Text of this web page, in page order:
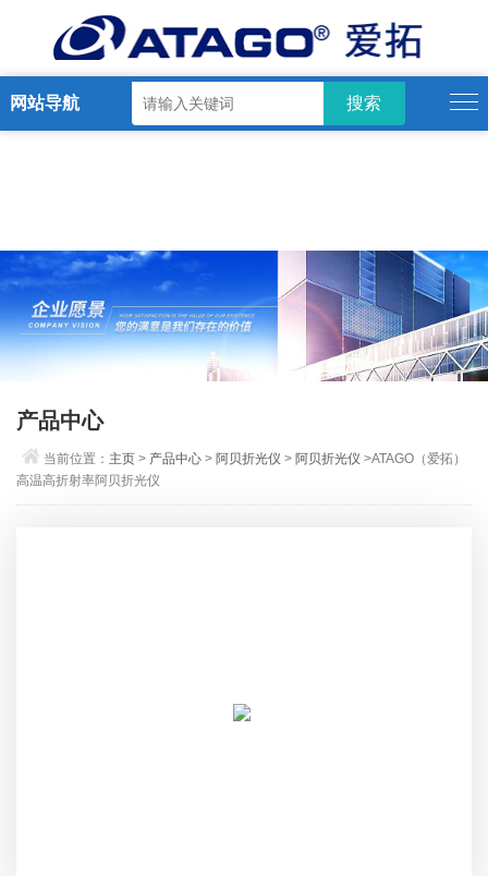
网站导航
产品中心
当前位置： 主页 > 产品中心 > 阿贝折光仪 > 阿贝折光仪 >ATAGO（爱拓）
高温高折射率阿贝折光仪